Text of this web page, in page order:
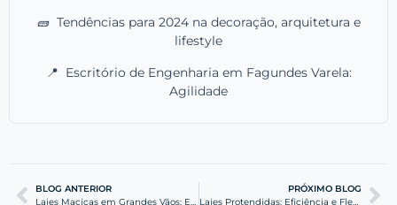
🧱 Tendências para 2024 na decoração, arquitetura e
lifestyle
📍 Escritório de Engenharia em Fagundes Varela:
Agilidade
BLOG ANTERIOR
Lajes Maciças em Grandes Vãos: Eficiência e Segurança
PRÓXIMO BLOG
Lajes Protendidas: Eficiência e Flexibilidade em Projetos